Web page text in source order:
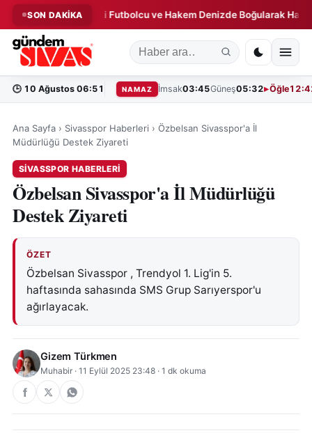
SON DAKİKA
◆ Eski Futbolcu ve Hakem Denizde Boğularak Hayatını
🕒 10 Ağustos 06:51 NAMAZ İmsak03:45Güneş05:32 Öğle
Ana Sayfa › Sivasspor Haberleri › Özbelsan Sivasspor'a İl
Müdürlüğü Destek Ziyareti
SIVASSPOR HABERLERI
Özbelsan Sivasspor'a İl Müdürlüğü
Destek Ziyareti
ÖZET
Özbelsan Sivasspor , Trendyol 1. Lig'in 5.
haftasında sahasında SMS Grup Sarıyerspor'u
ağırlayacak.
Gizem Türkmen
Muhabir · 11 Eylül 2025 23:48 · 1 dk okuma